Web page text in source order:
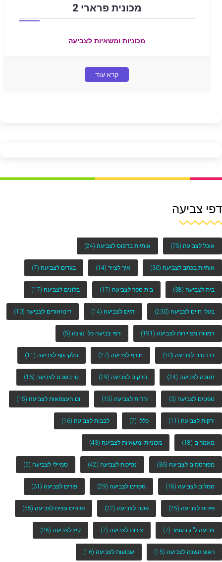
מכונית פרארי 2
מכוניות ומשאיות לצביעה
קרא עוד
דפי צביעה
אוכל לצביעה (75) אותיות בדפוס לצביעה (24)
אותיות בכתב לצביעה (30) איך לצייר (14) בגדים לצביעה (7)
בית לצביעה (38) בית ספר לצביעה (17) בלונים לצביעה (17)
בעלי חיים לצביעה (230) דגים לצביעה (14) דינוזאורים לצביעה (10)
דמויות מצויירות לצביעה (191) דפי צביעה כלי נגינה (5)
דרדסים לצביעה (10) חורף לצביעה (27) חלקי גוף לצביעה (11)
חנוכה לצביעה (24) חרקים לצביעה (29) טו-בשבט לצביעה (16)
טפטים לצביעה (3) יהדות לצביעה (15) יום העצמאות לצביעה (15)
ירקות לצביעה (11) כללי (7) לבבות לצביעה (16)
מאמרים (18) מכוניות ומשאיות לצביעה (43)
מפורסמים לצביעה (36) נסיכות לצביעה (42) סמיילי לצביעה (5)
סמלים לצביעה (18) ספרים לצביעה (29) פורים לצביעה (31)
פירות לצביעה (25) פסח לצביעה (22) פרחים עצים לצביעה (55)
צביעה ל''ג בעומר (7) צורות לצביעה (7) קיץ לצביעה (26)
ראש השנה לצביעה (15) שבועות לצביעה (16)